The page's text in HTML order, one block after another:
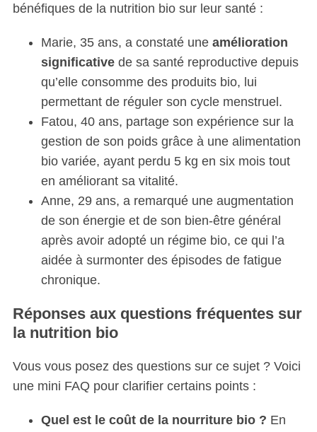
bénéfiques de la nutrition bio sur leur santé :
Marie, 35 ans, a constaté une amélioration
significativede sa santé reproductive depuis
qu’elle consomme des produits bio, lui
permettant de réguler son cycle menstruel.
Fatou, 40 ans, partage son expérience sur la
gestion de son poids grâce à une alimentation
bio variée, ayant perdu 5 kg en six mois tout
en améliorant sa vitalité.
Anne, 29 ans, a remarqué une augmentation
de son énergie et de son bien-être général
après avoir adopté un régime bio, ce qui l’a
aidée à surmonter des épisodes de fatigue
chronique.
Réponses aux questions fréquentes sur
la nutrition bio
Vous vous posez des questions sur ce sujet ? Voici
une mini FAQ pour clarifier certains points :
Quel est le coût de la nourriture bio ? En